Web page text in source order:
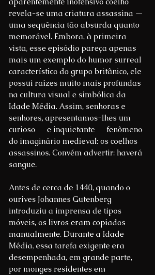
revela-se uma criatura assassina —
uma sequência tão absurda quanto
memorável. Embora, à primeira
vista, esse episódio pareça apenas
mais um exemplo do humor surreal
característico do grupo britânico, ele
possui raízes muito mais profundas
na cultura visual e simbólica da
Idade Média. Assim, senhoras e
senhores, apresentamos-lhes um
curioso — e inquietante — fenômeno
do imaginário medieval: os coelhos
assassinos. Convém advertir: haverá
sangue.
Antes de cerca de 1440, quando o
ourives Johannes Gutenberg
introduziu a imprensa de tipos
móveis, os livros eram copiados
manualmente. Durante a Idade
Média, essa tarefa exigente era
desempenhada, em grande parte,
por monges residentes em